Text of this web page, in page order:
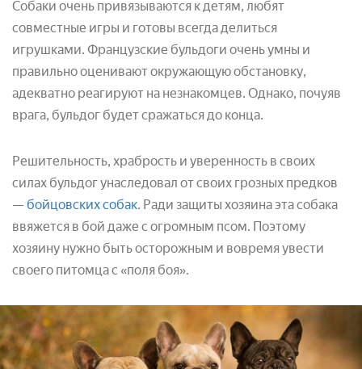
Собаки очень привязываются к детям, любят
совместные игры и готовы всегда делиться
игрушками. Французские бульдоги очень умны и
правильно оценивают окружающую обстановку,
адекватно реагируют на незнакомцев. Однако, почуяв
врага, бульдог будет сражаться до конца.
Решительность, храбрость и уверенность в своих
силах бульдог унаследовал от своих грозных предков
— бойцовских собак. Ради защиты хозяина эта собака
ввяжется в бой даже с огромным псом. Поэтому
хозяину нужно быть осторожным и вовремя увести
своего питомца с «поля боя».